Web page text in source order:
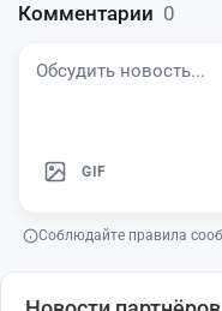
Комментарии 0
GIF
Соблюдайте правила